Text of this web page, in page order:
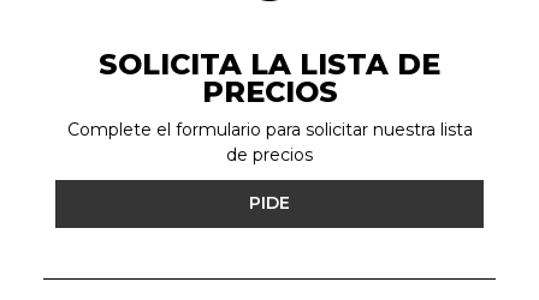
SOLICITA LA LISTA DE
PRECIOS
Complete el formulario para solicitar nuestra lista
de precios
PIDE